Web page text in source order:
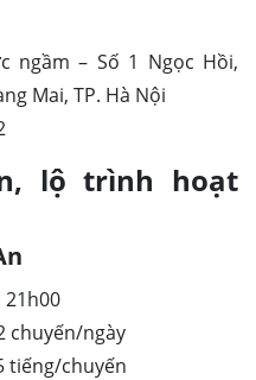
ngầm – Số 1 Ngọc Hồi,
Mai, TP. Hà Nội
lộ trình hoạt
21h00
chuyến/ngày
tiếng/chuyến